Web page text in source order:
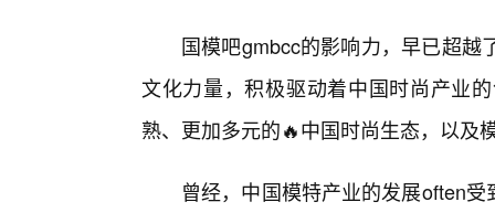
国模吧gmbcc的影响力，早已超越
文化力量，积极驱动着中国时尚产业
熟、更加多元的🔥中国时尚生态，以及
曾经，中国模特产业的发展often